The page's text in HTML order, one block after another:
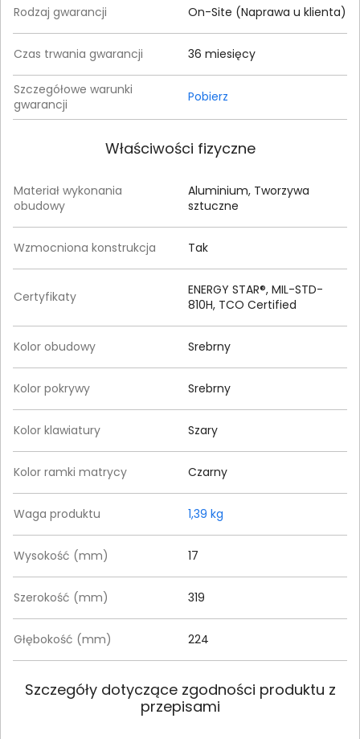
Rodzaj gwarancji On-Site (Naprawa u klienta)
Czas trwania gwarancji 36 miesięcy
Szczegółowe warunki
gwarancji
Pobierz
Właściwości fizyczne
Materiał wykonania
obudowy
Aluminium, Tworzywa
sztuczne
Wzmocniona konstrukcja Tak
Certyfikaty
ENERGY STAR®, MIL-STD-
810H, TCO Certified
Kolor obudowy Srebrny
Kolor pokrywy Srebrny
Kolor klawiatury Szary
Kolor ramki matrycy Czarny
Waga produktu 1,39 kg
Wysokość (mm) 17
Szerokość (mm) 319
Głębokość (mm) 224
Szczegóły dotyczące zgodności produktu z
przepisami